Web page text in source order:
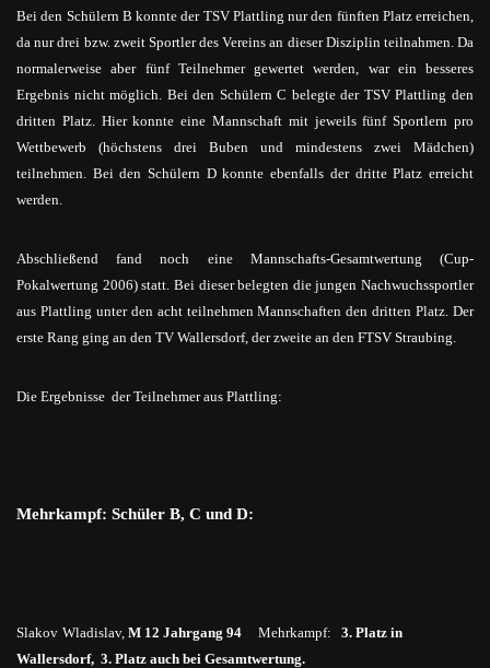
Bei den Schülern B konnte der TSV Plattling nur den fünften Platz erreichen,
da nur drei bzw. zweit Sportler des Vereins an dieser Disziplin teilnahmen. Da
normalerweise aber fünf Teilnehmer gewertet werden, war ein besseres
Ergebnis nicht möglich. Bei den Schülern C belegte der TSV Plattling den
dritten Platz. Hier konnte eine Mannschaft mit jeweils fünf Sportlern pro
Wettbewerb (höchstens drei Buben und mindestens zwei Mädchen)
teilnehmen. Bei den Schülern D konnte ebenfalls der dritte Platz erreicht
werden.
Abschließend fand noch eine Mannschafts-Gesamtwertung (Cup-
Pokalwertung 2006) statt. Bei dieser belegten die jungen Nachwuchssportler
aus Plattling unter den acht teilnehmen Mannschaften den dritten Platz. Der
erste Rang ging an den TV Wallersdorf, der zweite an den FTSV Straubing.
Die Ergebnisse der Teilnehmer aus Plattling:
Mehrkampf: Schüler B, C und D:
Slakov Wladislav, M 12 Jahrgang 94 Mehrkampf: 3. Platz in
Wallersdorf, 3. Platz auch bei Gesamtwertung.